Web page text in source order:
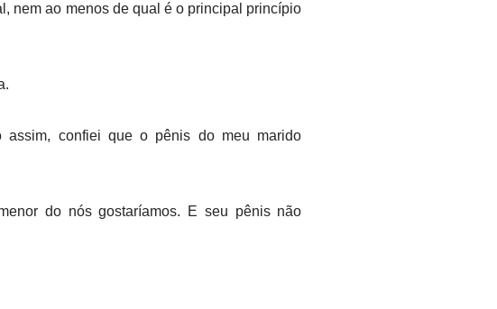
nem ao menos de qual é o principal princípio
assim, confiei que o pênis do meu marido
do nós gostaríamos. E seu pênis não